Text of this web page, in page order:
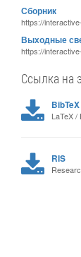
Сборник
https://
Выходные
https://
Ссылка на
BibTeX
LaTeX /
RIS